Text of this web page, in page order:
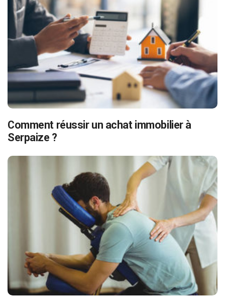
Comment réussir un achat immobilier à
Serpaize ?